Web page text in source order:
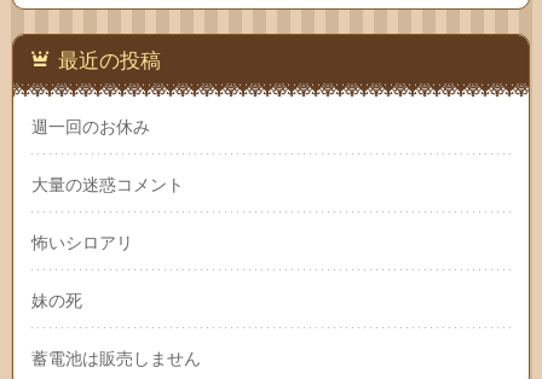
最近の投稿
週一回のお休み
大量の迷惑コメント
怖いシロアリ
妹の死
蓄電池は販売しません